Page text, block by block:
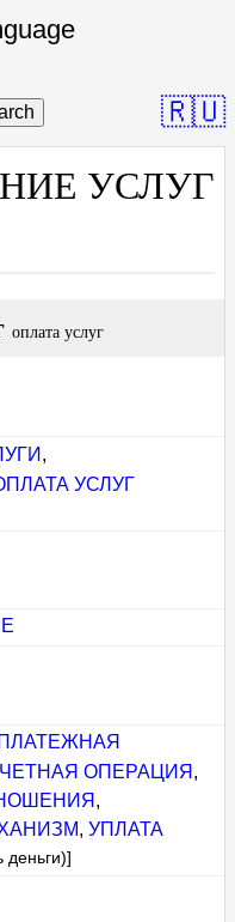
🇷🇺
УСЛУГ
оплата услуг
,
УСЛУГ
ПЛАТЕЖНАЯ
ОПЕРАЦИЯ ,
,
,УПЛАТА
деньги)]